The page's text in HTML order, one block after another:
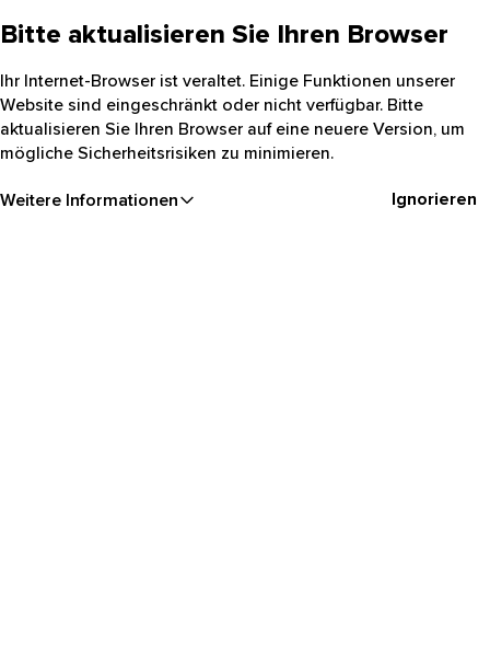
Bitte aktualisieren Sie Ihren Browser
Ihr Internet-Browser ist veraltet. Einige Funktionen unserer
Website sind eingeschränkt oder nicht verfügbar. Bitte
aktualisieren Sie Ihren Browser auf eine neuere Version, um
mögliche Sicherheitsrisiken zu minimieren.
Weitere Informationen Ignorieren